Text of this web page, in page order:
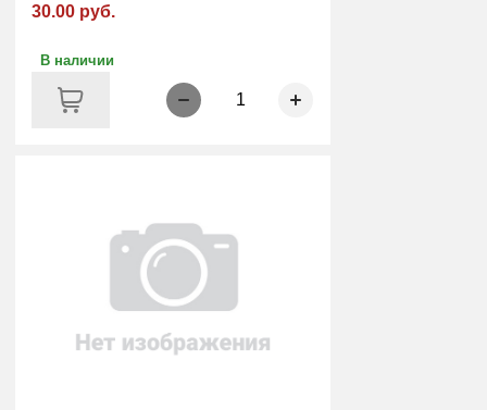
30.00 руб.
В наличии
1